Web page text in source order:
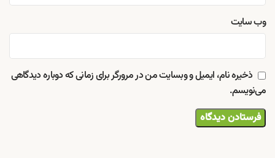
وب‌ سایت
ذخیره نام، ایمیل و وبسایت من در مرورگر برای زمانی که دوباره دیدگاهی
می‌نویسم.